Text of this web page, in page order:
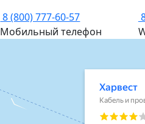
8 (800) 777-60-57
Мобильный телефон